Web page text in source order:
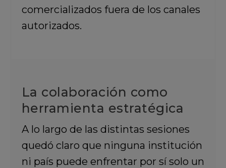
comercializados fuera de los canales
autorizados.
La colaboración como
herramienta estratégica
A lo largo de las distintas sesiones
quedó claro que ninguna institución
ni país puede enfrentar por sí solo un